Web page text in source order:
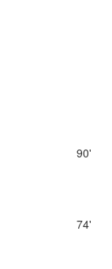
90'
74'